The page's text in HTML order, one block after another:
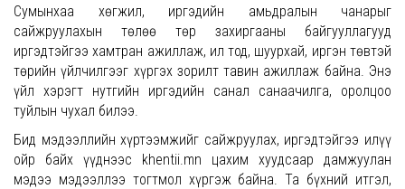
Сумынхаа хөгжил, иргэдийн амьдралын чанарыг
сайжруулахын төлөө төр захиргааны байгууллагууд
иргэдтэйгээ хамтран ажиллаж, ил тод, шуурхай, иргэн төвтэй
төрийн үйлчилгээг хүргэх зорилт тавин ажиллаж байна. Энэ
үйл хэрэгт нутгийн иргэдийн санал санаачилга, оролцоо
туйлын чухал билээ.
Бид мэдээллийн хүртээмжийг сайжруулах, иргэдтэйгээ илүү
ойр байх үүднээс khentii.mn цахим хуудсаар дамжуулан
мэдээ мэдээллээ тогтмол хүргэж байна. Та бүхний итгэл,